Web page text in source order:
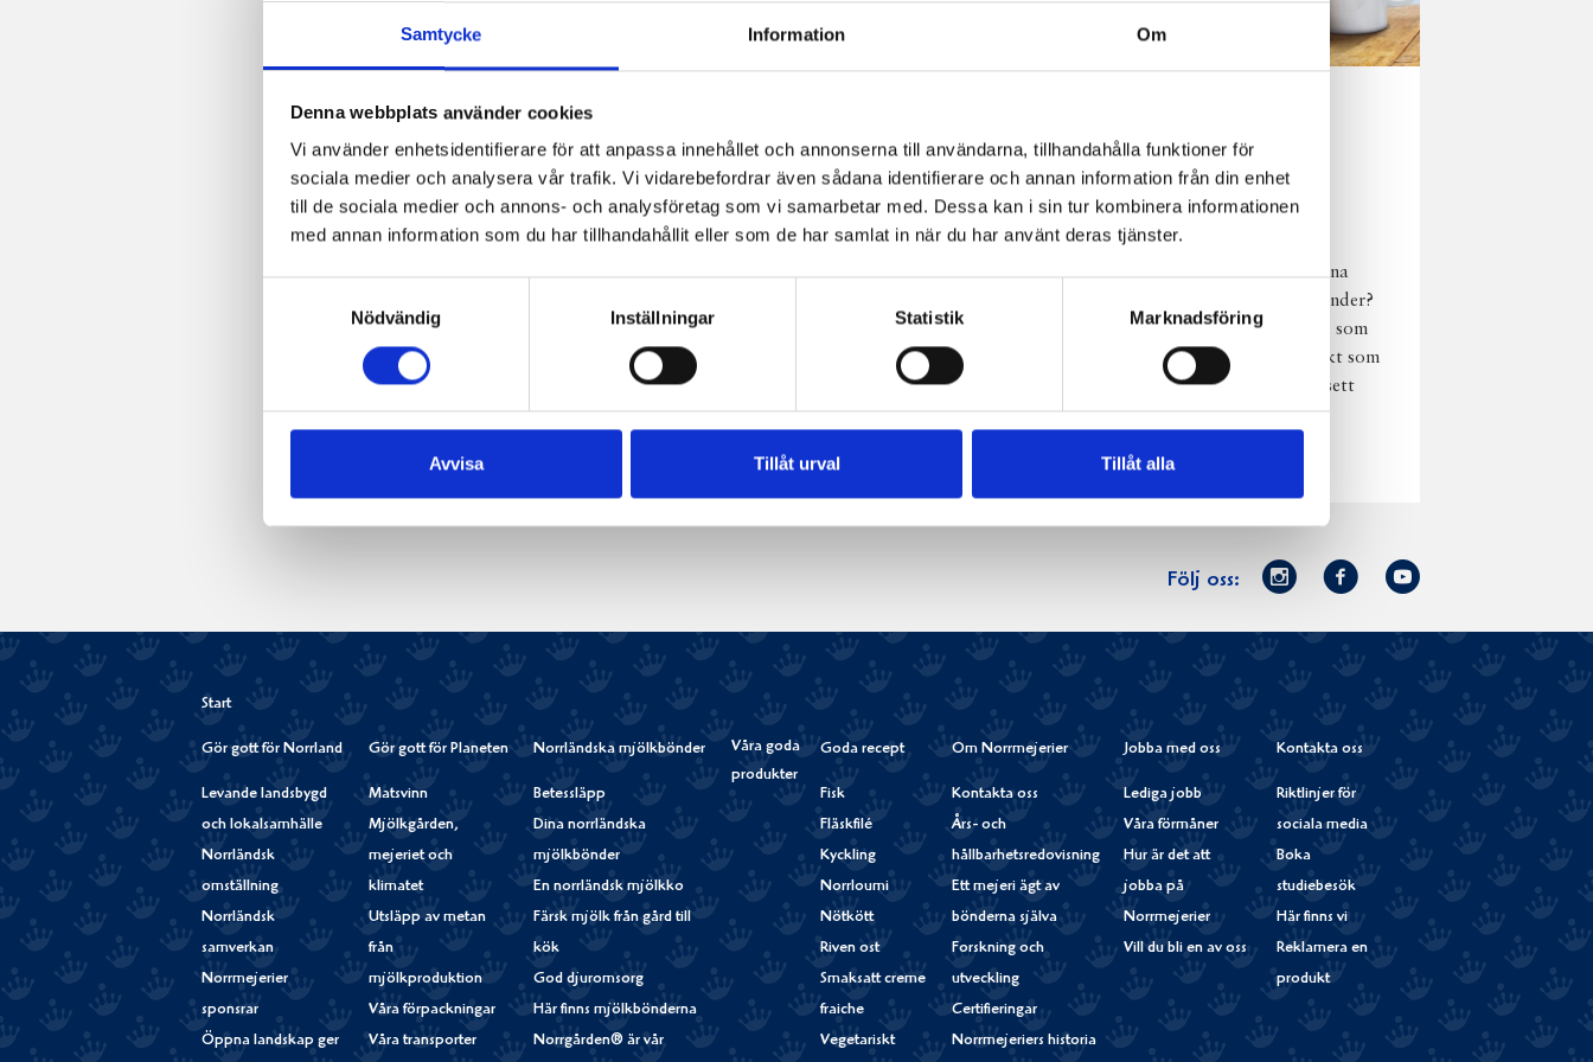
Samtycke Information Om
Denna webbplats använder cookies
Vi använder enhetsidentifierare för att anpassa innehållet och annonserna till användarna, tillhandahålla funktioner för
sociala medier och analysera vår trafik. Vi vidarebefordrar även sådana identifierare och annan information från din enhet
till de sociala medier och annons- och analysföretag som vi samarbetar med. Dessa kan i sin tur kombinera informationen
med annan information som du har tillhandahållit eller som de har samlat in när du har använt deras tjänster.
Nödvändig
Inställningar Statistik Marknadsföring
Avvisa Tillåt urval Tillåt alla
njutning i alla
väder
Har du provat
chokladmjölk från dina
norrländska mjölkbönder?
Den är lika god varm som
kall och passar perfekt som
vardagsnjutning oavsett
väder, året om.
Läs mer
Följ oss:
Norrmejerier
Instagram
Facebook
Youtube
Start
Gör gott för Norrland
Levande landsbygd
och lokalsamhälle
Norrländsk
omställning
Norrländsk
samverkan
Norrmejerier
sponsrar
Öppna landskap ger
Gör gott för Planeten
Matsvinn
Mjölkgården,
mejeriet och
klimatet
Utsläpp av metan
från
mjölkproduktion
Våra förpackningar
Våra transporter
Norrländska mjölkbönder
Betessläpp
Dina norrländska
mjölkbönder
En norrländsk mjölkko
Färsk mjölk från gård till
kök
God djuromsorg
Här finns mjölkbönderna
Norrgården® är vår
Våra goda
produkter
Goda recept
Fisk
Fläskfilé
Kyckling
Norrloumi
Nötkött
Riven ost
Smaksatt creme
fraiche
Vegetariskt
Om Norrmejerier
Kontakta oss
Års- och
hållbarhetsredovisning
Ett mejeri ägt av
bönderna själva
Forskning och
utveckling
Certifieringar
Norrmejeriers historia
Jobba med oss
Lediga jobb
Våra förmåner
Hur är det att
jobba på
Norrmejerier
Vill du bli en av oss
Kontakta oss
Riktlinjer för
sociala media
Boka
studiebesök
Här finns vi
Reklamera en
produkt